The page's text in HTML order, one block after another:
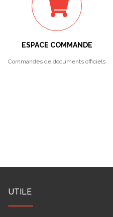
ESPACE COMMANDE
Commandes de documents officiels
UTILE